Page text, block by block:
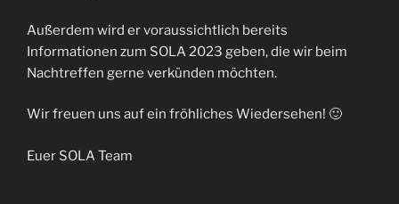
Außerdem wird er voraussichtlich bereits
Informationen zum SOLA 2023 geben, die wir beim
Nachtreffen gerne verkünden möchten.
Wir freuen uns auf ein fröhliches Wiedersehen! 🙂
Euer SOLA Team